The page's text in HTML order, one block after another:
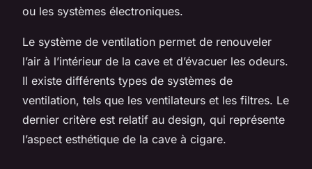
ou les systèmes électroniques.
Le système de ventilation permet de renouveler
l’air à l’intérieur de la cave et d’évacuer les odeurs.
Il existe différents types de systèmes de
ventilation, tels que les ventilateurs et les filtres. Le
dernier critère est relatif au design, qui représente
l’aspect esthétique de la cave à cigare.